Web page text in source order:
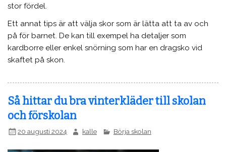
stor fördel.
Ett annat tips är att välja skor som är lätta att ta av och
på för barnet. De kan till exempel ha detaljer som
kardborre eller enkel snörning som har en dragsko vid
skaftet på skon.
Så hittar du bra vinterkläder till skolan
och förskolan
20 augusti 2024 kalle Börja skolan